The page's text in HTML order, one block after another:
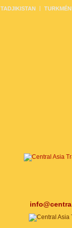
TADJIKISTAN